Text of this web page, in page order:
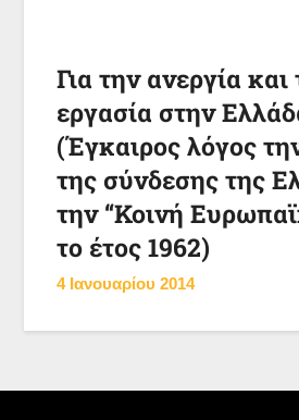
Για την ανεργία και
εργασία στην
(Έγκαιρος λόγος
της σύνδεσης της
την “Κοινή
το έτος 1962)
4 Ιανουαρίου 2014